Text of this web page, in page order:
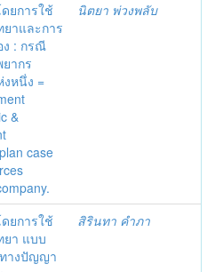
ยการใช้
าและการ
: กรณี
ากร
หนึ่ง =
&
case
นิตยา พ่วงพลับ
ยการใช้
ยา แบบ
างปัญญา
สิรินทา คำภา